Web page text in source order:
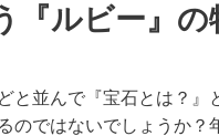
『ルビー』の
と並んで『宝石とは？
のではないでしょうか